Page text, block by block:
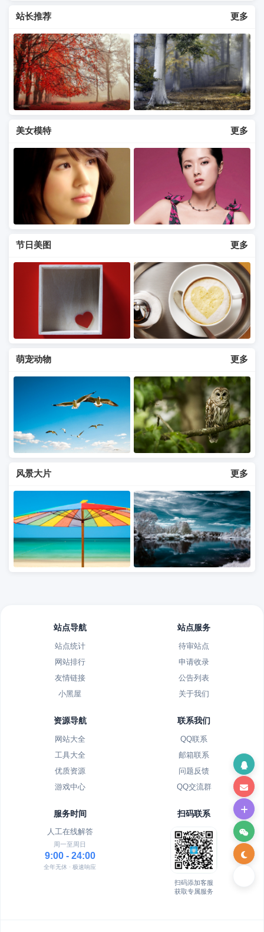
站长推荐 更多
美女模特 更多
节日美图 更多
萌宠动物 更多
风景大片 更多
站点导航
站点统计
网站排行
友情链接
小黑屋
站点服务
待审站点
申请收录
公告列表
关于我们
资源导航
网站大全
工具大全
优质资源
游戏中心
联系我们
QQ联系
邮箱联系
问题反馈
QQ交流群
服务时间
人工在线解答
周一至周日
9:00 - 24:00
全年无休 · 极速响应
扫码联系
扫码添加客服
获取专属服务